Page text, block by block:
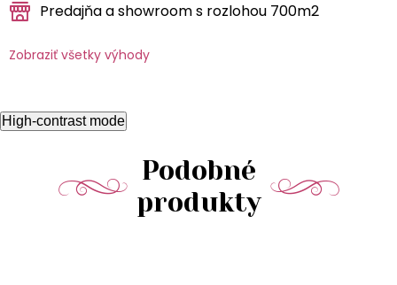
Predajňa a showroom s rozlohou 700m2
Zobraziť všetky výhody
High-contrast mode
Podobné
produkty